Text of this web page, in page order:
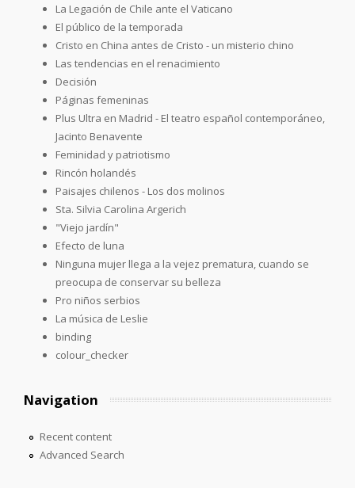
La Legación de Chile ante el Vaticano
El público de la temporada
Cristo en China antes de Cristo - un misterio chino
Las tendencias en el renacimiento
Decisión
Páginas femeninas
Plus Ultra en Madrid - El teatro español contemporáneo,
Jacinto Benavente
Feminidad y patriotismo
Rincón holandés
Paisajes chilenos - Los dos molinos
Sta. Silvia Carolina Argerich
"Viejo jardín"
Efecto de luna
Ninguna mujer llega a la vejez prematura, cuando se
preocupa de conservar su belleza
Pro niños serbios
La música de Leslie
binding
colour_checker
Navigation
Recent content
Advanced Search